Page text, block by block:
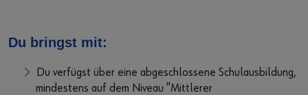
Du bringst mit:
Du verfügst über eine abgeschlossene Schulausbildung,
mindestens auf dem Niveau "Mittlerer